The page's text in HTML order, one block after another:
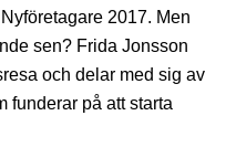
2017. Men
sen? Frida Jonsson
och delar med sig av
funderar på att starta